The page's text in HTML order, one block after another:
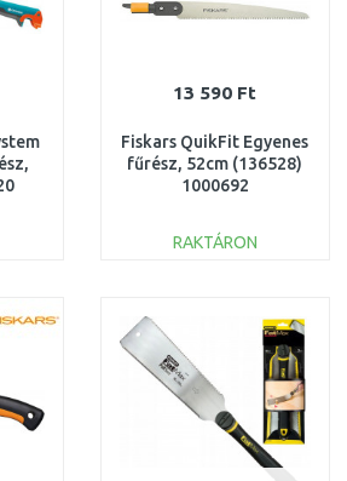
13 590 Ft
Fiskars QuikFit Egyenes
fűrész, 52cm (136528)
1000692
RAKTÁRON
Összehasonlítás